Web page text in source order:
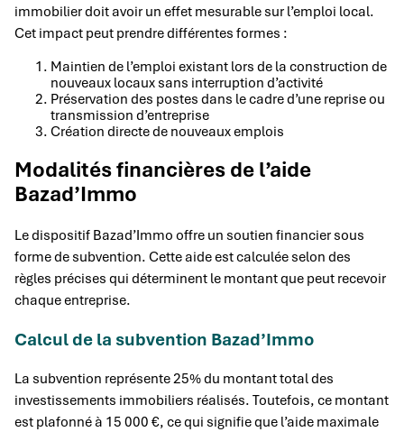
immobilier doit avoir un effet mesurable sur l’emploi local.
Cet impact peut prendre différentes formes :
Maintien de l’emploi existant lors de la construction de
nouveaux locaux sans interruption d’activité
Préservation des postes dans le cadre d’une reprise ou
transmission d’entreprise
Création directe de nouveaux emplois
Modalités financières de l’aide
Bazad’Immo
Le dispositif Bazad’Immo offre un soutien financier sous
forme de subvention. Cette aide est calculée selon des
règles précises qui déterminent le montant que peut recevoir
chaque entreprise.
Calcul de la subvention Bazad’Immo
La subvention représente 25% du montant total des
investissements immobiliers réalisés. Toutefois, ce montant
est plafonné à 15 000 €, ce qui signifie que l’aide maximale